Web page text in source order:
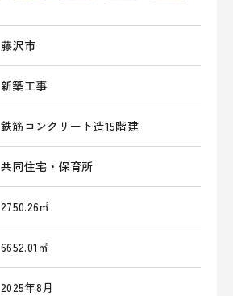
藤沢市
新築工事
鉄筋コンクリート造15階建
共同住宅・保育所
2750.26㎡
6652.01㎡
2025年8月